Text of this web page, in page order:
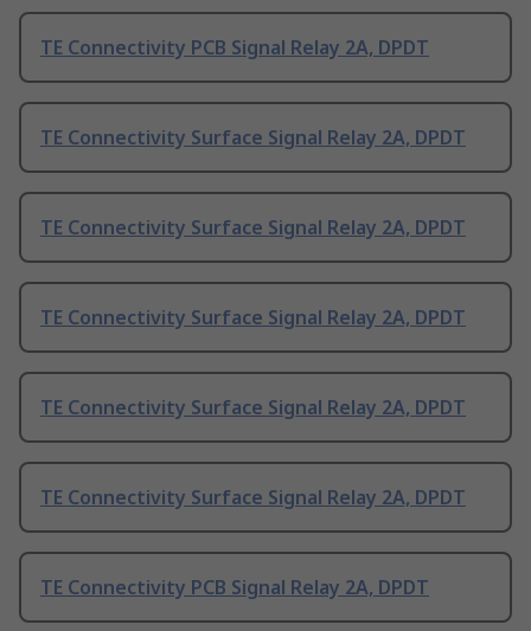
TE Connectivity PCB Signal Relay 2A, DPDT
TE Connectivity Surface Signal Relay 2A, DPDT
TE Connectivity Surface Signal Relay 2A, DPDT
TE Connectivity Surface Signal Relay 2A, DPDT
TE Connectivity Surface Signal Relay 2A, DPDT
TE Connectivity Surface Signal Relay 2A, DPDT
TE Connectivity PCB Signal Relay 2A, DPDT